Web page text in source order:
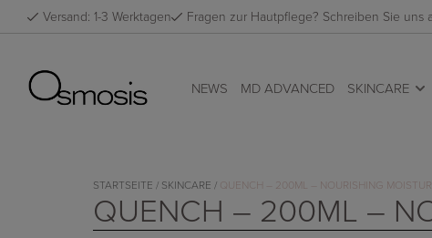
Skip
to
Versand: 1-3 Werktagen Fragen zur Hautpflege? Schreiben Sie uns
NEWS MD ADVANCED SKINCARE
STARTSEITE / SKINCARE / QUENCH – 200ML – NOURISHING
QUENCH – 200ML –